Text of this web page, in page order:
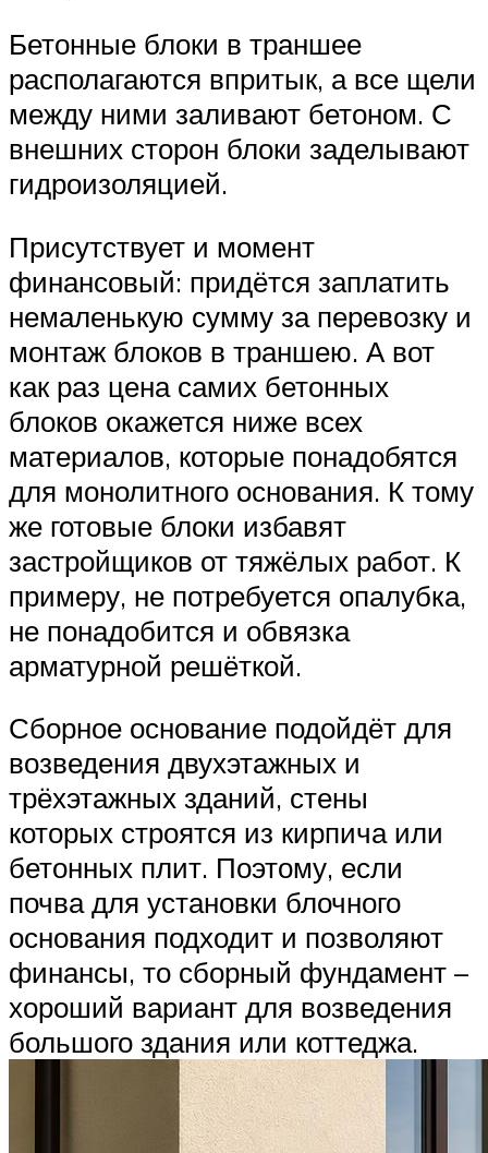
Бетонные блоки в траншее
располагаются впритык, а все щели
между ними заливают бетоном. С
внешних сторон блоки заделывают
гидроизоляцией.
Присутствует и момент
финансовый: придётся заплатить
немаленькую сумму за перевозку и
монтаж блоков в траншею. А вот
как раз цена самих бетонных
блоков окажется ниже всех
материалов, которые понадобятся
для монолитного основания. К тому
же готовые блоки избавят
застройщиков от тяжёлых работ. К
примеру, не потребуется опалубка,
не понадобится и обвязка
арматурной решёткой.
Сборное основание подойдёт для
возведения двухэтажных и
трёхэтажных зданий, стены
которых строятся из кирпича или
бетонных плит. Поэтому, если
почва для установки блочного
основания подходит и позволяют
финансы, то сборный фундамент –
хороший вариант для возведения
большого здания или коттеджа.